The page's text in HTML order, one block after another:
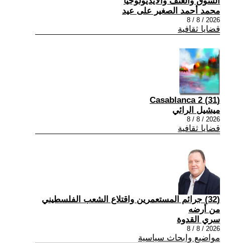
محمد أحمد الصغير على عيد
2026 / 8 / 8
قضايا ثقافية
(31) Casablanca 2
ميشيل الرائي
2026 / 8 / 8
قضايا ثقافية
(32) جرائم المستعمرين واقتلاع الشعب الفلسطيني
من أرضه
سري القدوة
2026 / 8 / 8
مواضيع وابحاث سياسية